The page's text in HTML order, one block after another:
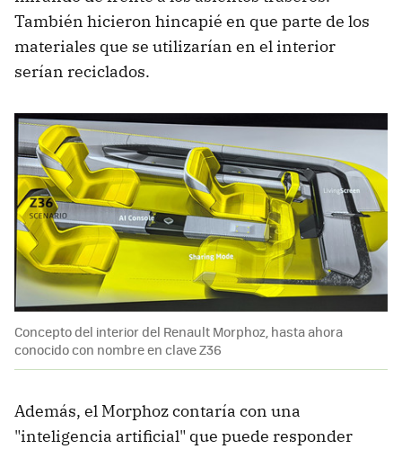
También hicieron hincapié en que parte de los
materiales que se utilizarían en el interior
serían reciclados.
Concepto del interior del Renault Morphoz, hasta ahora
conocido con nombre en clave Z36
Además, el Morphoz contaría con una
"inteligencia artificial" que puede responder